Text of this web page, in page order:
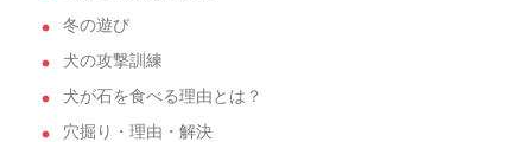
冬の遊び
犬の攻撃訓練
犬が石を食べる理由とは？
穴掘り・理由・解決